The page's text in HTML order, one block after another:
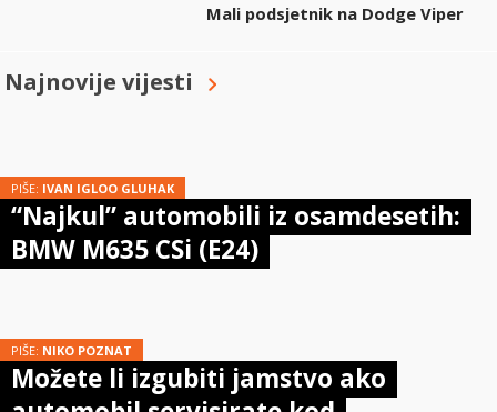
Mali podsjetnik na Dodge Viper
Najnovije vijesti
PIŠE: IVAN IGLOO GLUHAK
“Najkul” automobili iz osamdesetih:
BMW M635 CSi (E24)
PIŠE: NIKO POZNAT
Možete li izgubiti jamstvo ako